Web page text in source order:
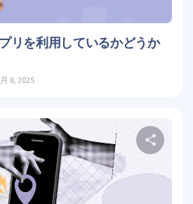
ツイッ
リを利用しているかどうか
8, 2025